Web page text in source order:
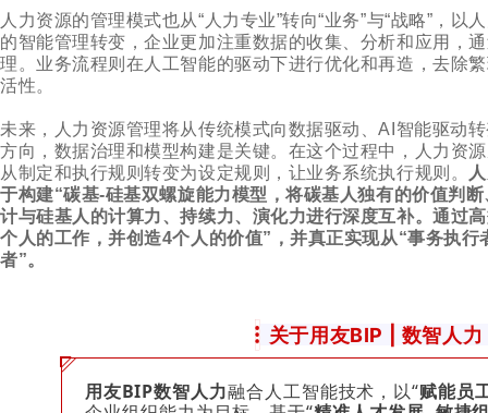
人力资源的管理模式也从“人力专业”转向“业务”与“战略”，以
的智能管理转变，企业更加注重数据的收集、分析和应用，
理。业务流程则在人工智能的驱动下进行优化和再造，去除
活性。
未来，人力资源管理将从传统模式向数据驱动、AI智能驱动
方向，数据治理和模型构建是关键。在这个过程中，人力资
从制定和执行规则转变为设定规则，让业务系统执行规则。
于构建“碳基-硅基双螺旋能力模型，将碳基人独有的价值判
计与硅基人的计算力、持续力、演化力进行深度互补。通过
个人的工作，并创造4个人的价值”，并真正实现从“事务执行
者”。
关于用友BIP | 数智人力
用友BIP数智人力融合人工智能技术，以“赋能员